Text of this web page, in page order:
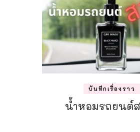
บันทึกเรื่องราว
น้ำหอมรถยนต์